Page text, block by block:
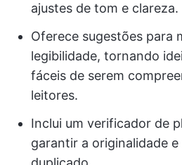
ajustes de tom e clareza.
Oferece sugestões para
legibilidade, tornando
fáceis de serem
leitores.
Inclui um verificador de
garantir a originalidade